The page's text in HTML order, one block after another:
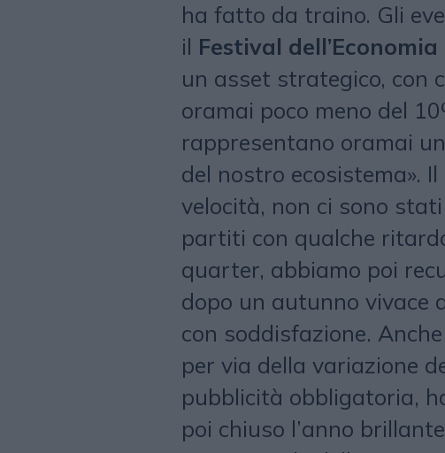
ha fatto da traino. Gli
il Festival
un asset strategico, con
oramai poco meno del
rappresentano oramai
del nostro ecosistema».
velocità, non ci sono
partiti con qualche
quarter, abbiamo poi
dopo un autunno vivace
con soddisfazione.
per via della variazione
pubblicità obbligatoria,
poi chiuso l’anno